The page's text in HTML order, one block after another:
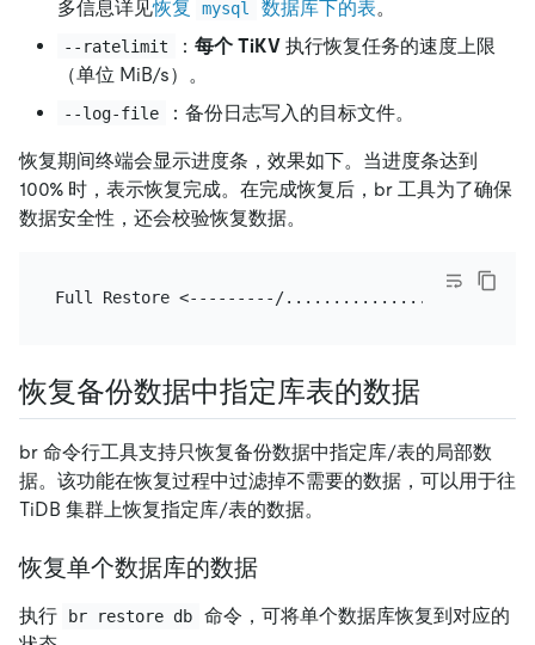
多信息详见恢复 mysql 数据库下的表。
--ratelimit ： 每个 TiKV执行恢复任务的速度上限
（单位 MiB/s）。
--log-file ：备份日志写入的目标文件。
恢复期间终端会显示进度条，效果如下。当进度条达到
100% 时，表示恢复完成。在完成恢复后，br 工具为了确保
数据安全性，还会校验恢复数据。
恢复备份数据中指定库表的数据
br 命令行工具支持只恢复备份数据中指定库/表的局部数
据。该功能在恢复过程中过滤掉不需要的数据，可以用于往
TiDB 集群上恢复指定库/表的数据。
恢复单个数据库的数据
执行 br restore db
命令，可将单个数据库恢复到对应的